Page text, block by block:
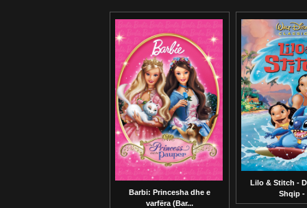
Barbi: Princesha dhe e
varfëra (Bar...
Lilo & Stitch -
Shqip -